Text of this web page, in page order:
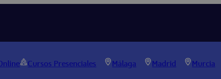
Cursos Presenciales Málaga Madrid Murcia